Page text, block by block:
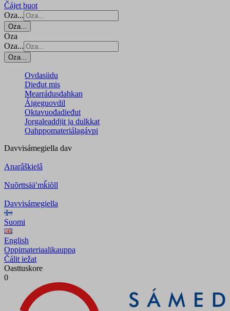
Čájet buot
Oza...
Oza...
Oza
Oza...
Oza...
Ovdasiidu
Dieđut mis
Mearrádusdahkan
Áigeguovdil
Oktavuođadieđut
Jorgaleaddjit ja dulkkat
Oahppomateriálagávpi
Davvisámegiella dav
Anarâškielâ
Nuõrttsääʹmǩiõll
Davvisámegiella
Suomi
English
Oppimateriaalikauppa
Čálit iežat
Oasttuskore
0